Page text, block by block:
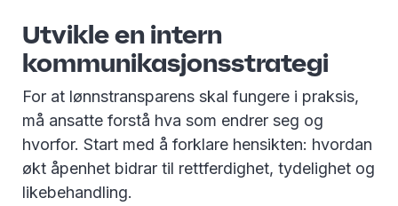
Utvikle en intern
kommunikasjonsstrategi
For at lønnstransparens skal fungere i praksis,
må ansatte forstå hva som endrer seg og
hvorfor. Start med å forklare hensikten: hvordan
økt åpenhet bidrar til rettferdighet, tydelighet og
likebehandling.